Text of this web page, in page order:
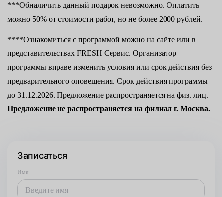
***Обналичить данный подарок невозможно. Оплатить
можно 50% от стоимости работ, но не более 2000 рублей.
****Ознакомиться с программой можно на сайте или в
представительствах FRESH Сервис. Организатор
программы вправе изменить условия или срок действия без
предварительного оповещения. Срок действия программы
до 31.12.2026. Предложение распространяется на физ. лиц.
Предложение не распространяется на филиал г. Москва.
Записаться
Имя